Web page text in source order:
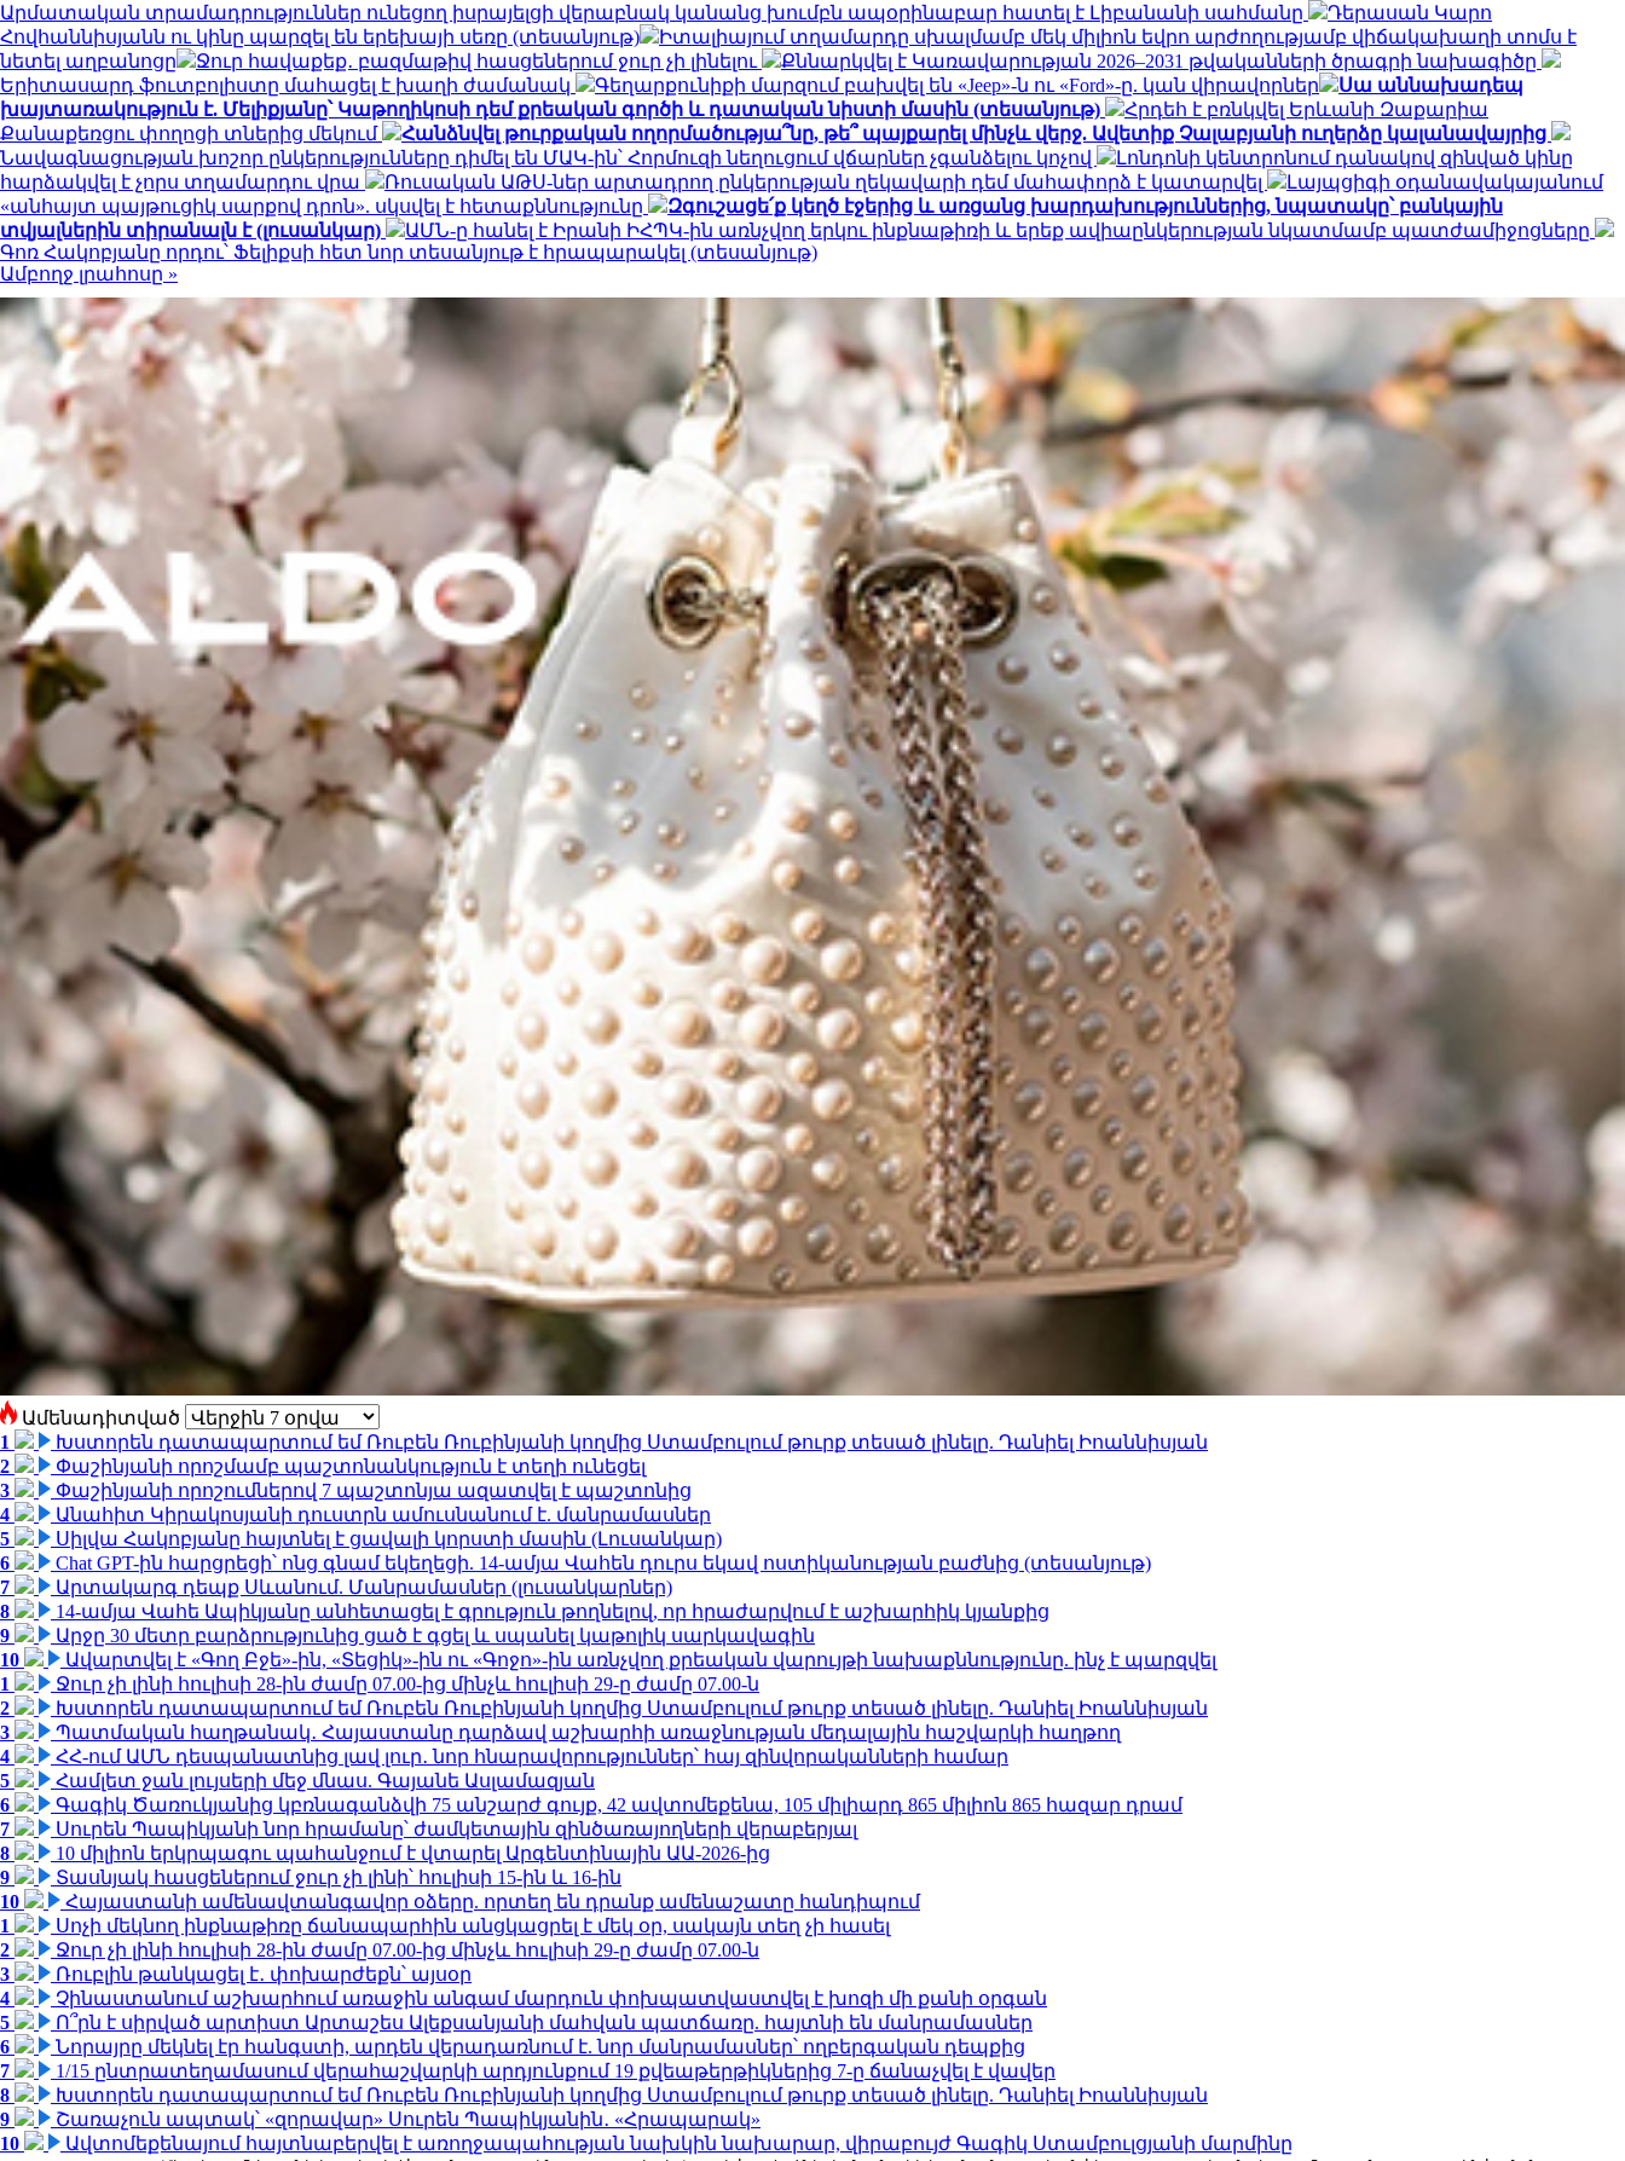
Արմատական տրամադրություններ ունեցող իսրայելցի վերաբնակ կանանց խումբն ապօրինաբար հատել է Լիբանանի սահմանը
Դերասան Կարո
Հովհաննիսյանն ու կինը պարզել են երեխայի սեռը (տեսանյութ)
Իտալիայում տղամարդը սխալմամբ մեկ միլիոն եվրո արժողությամբ վիճակախաղի տոմս է
նետել աղբանոցը
Ջուր հավաքեք․ բազմաթիվ հասցեներում ջուր չի լինելու
Քննարկվել է Կառավարության 2026–2031 թվականների ծրագրի նախագիծը
Երիտասարդ ֆուտբոլիստը մահացել է խաղի ժամանակ
Գեղարքունիքի մարզում բախվել են «Jeep»-ն ու «Ford»-ը. կան վիրավորներ
Սա աննախադեպ
խայտառակություն է. Մելիքյանը՝ Կաթողիկոսի դեմ քրեական գործի և դատական նիստի մասին (տեսանյութ)
Հրդեհ է բռնկվել Երևանի Զաքարիա
Քանաքեռցու փողոցի տներից մեկում
Հանձնվել թուրքական ողորմածությա՞նը, թե՞ պայքարել մինչև վերջ. Ավետիք Չալաբյանի ուղերձը կալանավայրից
Նավագնացության խոշոր ընկերությունները դիմել են ՄԱԿ-ին՝ Հորմուզի նեղուցում վճարներ չգանձելու կոչով
Լոնդոնի կենտրոնում դանակով զինված կինը
հարձակվել է չորս տղամարդու վրա
Ռուսական ԱԹՍ-ներ արտադրող ընկերության ղեկավարի դեմ մահափորձ է կատարվել
Լայպցիգի օդանավակայանում
«անհայտ պայթուցիկ սարքով դրոն». սկսվել է հետաքննությունը
Զգուշացե՛ք կեղծ էջերից և առցանց խարդախություններից, նպատակը՝ բանկային
տվյալներին տիրանալն է (լուսանկար)
ԱՄՆ-ը հանել է Իրանի ԻՀՊԿ-ին առնչվող երկու ինքնաթիռի և երեք ավիաընկերության նկատմամբ պատժամիջոցները
Գոռ Հակոբյանը որդու՝ Ֆելիքսի հետ նոր տեսանյութ է հրապարակել (տեսանյութ)
Ամբողջ լրահոսը »
Ամենադիտված
1
Խստորեն դատապարտում եմ Ռուբեն Ռուբինյանի կողմից Ստամբուլում թուրք տեսած լինելը. Դանիել Իոաննիսյան
2
Փաշինյանի որոշմամբ պաշտոնանկություն է տեղի ունեցել
3
Փաշինյանի որոշումներով 7 պաշտոնյա ազատվել է պաշտոնից
4
Անահիտ Կիրակոսյանի դուստրն ամուսնանում է. մանրամասներ
5
Սիլվա Հակոբյանը հայտնել է ցավալի կորստի մասին (Լուսանկար)
6
Chat GPT-ին հարցրեցի՝ ոնց գնամ եկեղեցի. 14-ամյա Վահեն դուրս եկավ ոստիկանության բաժնից (տեսանյութ)
7
Արտակարգ դեպք Սևանում. Մանրամասներ (լուսանկարներ)
8
14-ամյա Վահե Ապիկյանը անհետացել է գրություն թողնելով, որ հրաժարվում է աշխարհիկ կյանքից
9
Արջը 30 մետր բարձրությունից ցած է գցել և սպանել կաթոլիկ սարկավագին
10
Ավարտվել է «Գող Բջե»-ին, «Տեցիկ»-ին ու «Գոջո»-ին առնչվող քրեական վարույթի նախաքննությունը. ինչ է պարզվել
1
Ջուր չի լինի հուլիսի 28-ին ժամը 07.00-ից մինչև հուլիսի 29-ը ժամը 07.00-ն
2
Խստորեն դատապարտում եմ Ռուբեն Ռուբինյանի կողմից Ստամբուլում թուրք տեսած լինելը. Դանիել Իոաննիսյան
3
Պատմական հաղթանակ․ Հայաստանը դարձավ աշխարհի առաջնության մեդալային հաշվարկի հաղթող
4
ՀՀ-ում ԱՄՆ դեսպանատնից լավ լուր․ նոր հնարավորություններ՝ հայ զինվորականների համար
5
Համլետ ջան լույսերի մեջ մնաս. Գայանե Ասլամազյան
6
Գագիկ Ծառուկյանից կբռնագանձվի 75 անշարժ գույք, 42 ավտոմեքենա, 105 միլիարդ 865 միլիոն 865 հազար դրամ
7
Սուրեն Պապիկյանի նոր հրամանը՝ ժամկետային զինծառայողների վերաբերյալ
8
10 միլիոն երկրպագու պահանջում է վտարել Արգենտինային ԱԱ-2026-ից
9
Տասնյակ հասցեներում ջուր չի լինի՝ հուլիսի 15-ին և 16-ին
10
Հայաստանի ամենավտանգավոր օձերը. որտեղ են դրանք ամենաշատը հանդիպում
1
Սոչի մեկնող ինքնաթիռը ճանապարհին անցկացրել է մեկ օր, սակայն տեղ չի հասել
2
Ջուր չի լինի հուլիսի 28-ին ժամը 07.00-ից մինչև հուլիսի 29-ը ժամը 07.00-ն
3
Ռուբլին թանկացել է․ փոխարժեքն՝ այսօր
4
Չինաստանում աշխարհում առաջին անգամ մարդուն փոխպատվաստվել է խոզի մի քանի օրգան
5
Ո՞րն է սիրված արտիստ Արտաշես Ալեքսանյանի մահվան պատճառը. հայտնի են մանրամասներ
6
Նորայրը մեկնել էր հանգստի, արդեն վերադառնում է. նոր մանրամասներ՝ ողբերգական դեպքից
7
1/15 ընտրատեղամասում վերահաշվարկի արդյունքում 19 քվեաթերթիկներից 7-ը ճանաչվել է վավեր
8
Խստորեն դատապարտում եմ Ռուբեն Ռուբինյանի կողմից Ստամբուլում թուրք տեսած լինելը. Դանիել Իոաննիսյան
9
Շառաչուն ապտակ՝ «զորավար» Սուրեն Պապիկյանին․ «Հրապարակ»
10
Ավտոմեքենայում հայտնաբերվել է առողջապահության նախկին նախարար, վիրաբույժ Գագիկ Ստամբուլցյանի մարմինը